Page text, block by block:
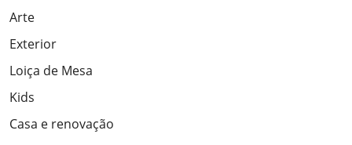
Arte
Exterior
Loiça de Mesa
Kids
Casa e renovação